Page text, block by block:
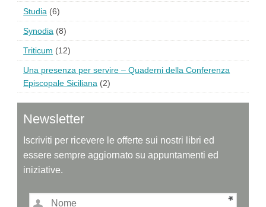
Studia (6)
Synodia (8)
Triticum (12)
Una presenza per servire – Quaderni della Conferenza
Episcopale Siciliana (2)
Newsletter
Iscriviti per ricevere le offerte sui nostri libri ed
essere sempre aggiornato su appuntamenti ed
iniziative.